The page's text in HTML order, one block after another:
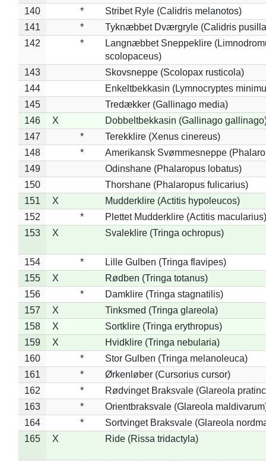
140
*
Stribet Ryle (Calidris melanotos)
141
*
Tyknæbbet Dværgryle (Calidris
142
*
Langnæbbet Sneppeklire
scolopaceus)
143
Skovsneppe (Scolopax rusticola)
144
Enkeltbekkasin (Lymnocryptes
145
Tredækker (Gallinago media)
146
X
Dobbeltbekkasin (Gallinago
147
*
Terekklire (Xenus cinereus)
148
*
Amerikansk Svømmesneppe
149
Odinshane (Phalaropus lobatus)
150
Thorshane (Phalaropus fulicarius)
151
X
Mudderklire (Actitis hypoleucos)
152
*
Plettet Mudderklire (Actitis macularius)
153
X Svaleklire (Tringa ochropus)
154 *
Lille Gulben (Tringa flavipes)
155
X
Rødben (Tringa totanus)
156
*
Damklire (Tringa stagnatilis)
157
X
Tinksmed (Tringa glareola)
158
X
Sortklire (Tringa erythropus)
159
X
Hvidklire (Tringa nebularia)
160
*
Stor Gulben (Tringa melanoleuca)
161
*
Ørkenløber (Cursorius cursor)
162
*
Rødvinget Braksvale (Glareola
163
*
Orientbraksvale (Glareola
164
*
Sortvinget Braksvale (Glareola
165
X Ride (Rissa tridactyla)